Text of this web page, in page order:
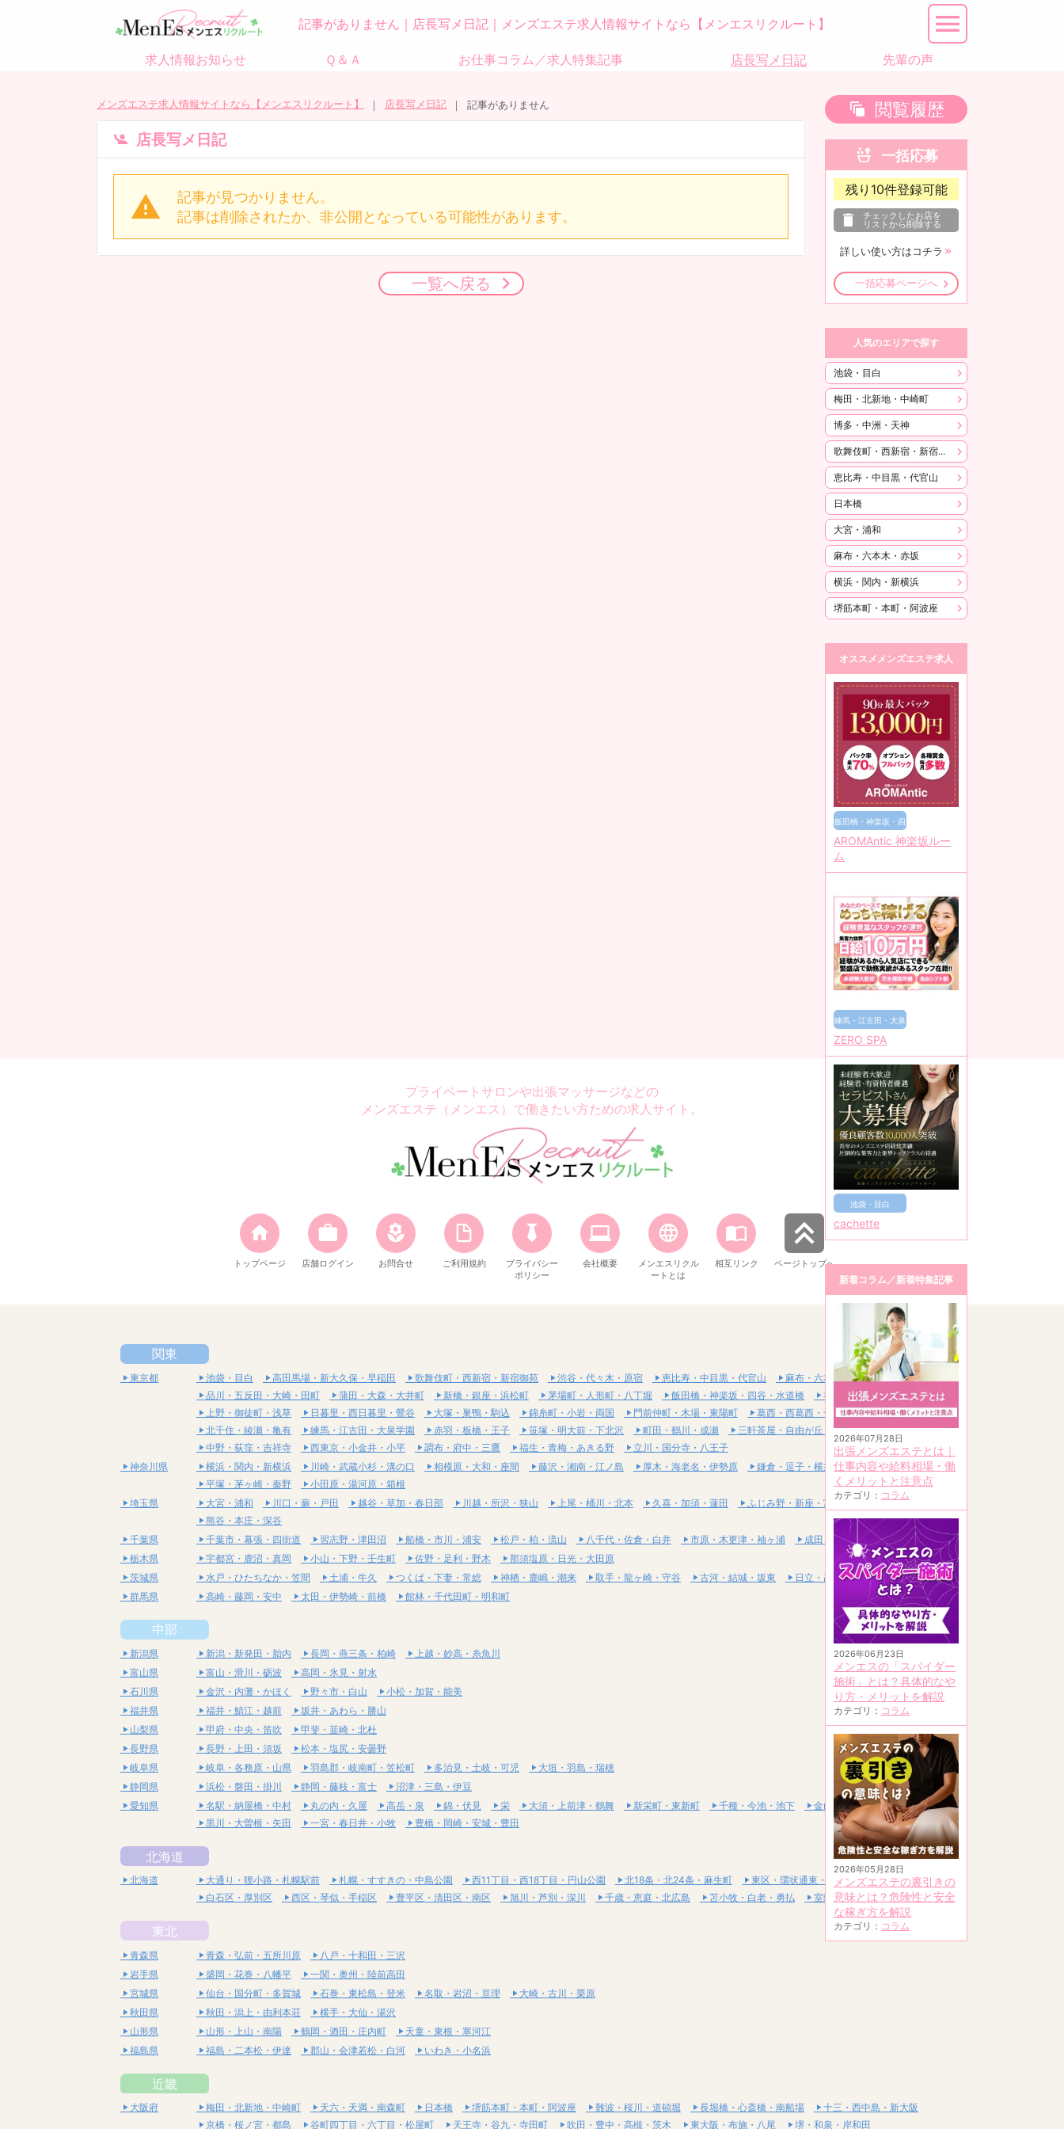
記事がありません｜店長写メ日記｜メンズエステ求人情報サイトなら【メンエスリクルート】
求人情報お知らせ Ｑ＆Ａ お仕事コラム／求人特集記事 店長写メ日記 先輩の声
メンズエステ求人情報サイトなら【メンエスリクルート】 店長写メ日記 記事がありません
店長写メ日記
記事が見つかりません。
記事は削除されたか、非公開となっている可能性があります。
一覧へ戻る
閲覧履歴
一括応募
残り 10件登録可能
チェックしたお店を
リストから削除する
詳しい使い方はコチラ
一括応募ページへ
人気のエリアで探す
池袋・目白
梅田・北新地・中崎町
博多・中洲・天神
歌舞伎町・西新宿・新宿御苑
恵比寿・中目黒・代官山
日本橋
大宮・浦和
麻布・六本木・赤坂
横浜・関内・新横浜
堺筋本町・本町・阿波座
オススメメンズエステ求人
飯田橋・神楽坂・四
谷・水道橋
AROMAntic 神楽坂ルー
ム
練馬・江古田・大泉
学園
ZERO SPA
池袋・目白
cachette
新着コラム／新着特集記事
2026年07月28日
出張メンズエステとは｜
仕事内容や給料相場・働
くメリットと注意点
カテゴリ： コラム
2026年06月23日
メンエスの「スパイダー
施術」とは？具体的なや
り方・メリットを解説
カテゴリ： コラム
2026年05月28日
メンズエステの裏引きの
意味とは？危険性と安全
な稼ぎ方を解説
カテゴリ： コラム
プライベートサロンや出張マッサージなどの
メンズエステ（メンエス）で働きたい方ための求人サイト。
トップページ 店舗ログイン お問合せ ご利用規約
プライバシー
ポリシー
会社概要
メンエスリクル
ートとは
相互リンク ページトップへ
関東
東京都 池袋・目白 高田馬場・新大久保・早稲田 歌舞伎町・西新宿・新宿御苑 渋谷・代々木・原宿 恵比寿・中目黒・代官山
麻布・六本木・赤坂
品川・五反田・大崎・田町
蒲田・大森・大井町 新橋・銀座・浜松町 茅場町・人形町・八丁堀 飯田橋・神楽坂・四谷・水道橋
神田・秋葉原・浅草橋
上野・御徒町・浅草
日暮里・西日暮里・鶯谷 大塚・巣鴨・駒込 錦糸町・小岩・両国 門前仲町・木場・東陽町
葛西・西葛西・一之江
北千住・綾瀬・亀有
練馬・江古田・大泉学園 赤羽・板橋・王子 笹塚・明大前・下北沢 町田・鶴川・成瀬
三軒茶屋・自由が丘・二子玉川
中野・荻窪・吉祥寺
西東京・小金井・小平 調布・府中・三鷹 福生・青梅・あきる野
立川・国分寺・八王子
神奈川県
横浜・関内・新横浜 川崎・武蔵小杉・溝の口 相模原・大和・座間 藤沢・湘南・江ノ島 厚木・海老名・伊勢原
鎌倉・逗子・横須賀
平塚・茅ヶ崎・秦野
小田原・湯河原・箱根
埼玉県
大宮・浦和 川口・蕨・戸田 越谷・草加・春日部 川越・所沢・狭山 上尾・桶川・北本 久喜・加須・蓮田
ふじみ野・新座・富士見
熊谷・本庄・深谷
千葉県
千葉市・幕張・四街道 習志野・津田沼 船橋・市川・浦安 松戸・柏・流山 八千代・佐倉・白井 市原・木更津・袖ヶ浦
成田・富里・印西
栃木県
宇都宮・鹿沼・真岡 小山・下野・壬生町 佐野・足利・野木
那須塩原・日光・大田原
茨城県
水戸・ひたちなか・笠間 土浦・牛久 つくば・下妻・常総 神栖・鹿嶋・潮来 取手・龍ヶ崎・守谷 古河・結城・坂東
日立・高萩・常陸太田
群馬県
高崎・藤岡・安中 太田・伊勢崎・前橋 館林・千代田町・明和町
中部
新潟県 新潟・新発田・胎内 長岡・燕三条・柏崎
上越・妙高・糸魚川
富山県
富山・滑川・砺波
高岡・氷見・射水
石川県
金沢・内灘・かほく 野々市・白山
小松・加賀・能美
福井県
福井・鯖江・越前
坂井・あわら・勝山
山梨県
甲府・中央・笛吹
甲斐・韮崎・北杜
長野県
長野・上田・須坂
松本・塩尻・安曇野
岐阜県
岐阜・各務原・山県 羽島郡・岐南町・笠松町 多治見・土岐・可児
大垣・羽島・瑞穂
静岡県
浜松・磐田・掛川 静岡・藤枝・富士
沼津・三島・伊豆
愛知県
名駅・納屋橋・中村 丸の内・久屋 高岳・泉 錦・伏見 栄 大須・上前津・鶴舞 新栄町・東新町 千種・今池・池下
金山・熱田
黒川・大曽根・矢田
一宮・春日井・小牧 豊橋・岡崎・安城・豊田
北海道
北海道 大通り・狸小路・札幌駅前 札幌・すすきの・中島公園 西11丁目・西18丁目・円山公園 北18条・北24条・麻生町
東区・環状通東・新道東
白石区・厚別区
西区・琴似・手稲区 豊平区・清田区・南区 旭川・芦別・深川 千歳・恵庭・北広島 苫小牧・白老・勇払 室蘭・登別・伊達
東北
青森県 青森・弘前・五所川原
八戸・十和田・三沢
岩手県
盛岡・花巻・八幡平
一関・奥州・陸前高田
宮城県
仙台・国分町・多賀城 石巻・東松島・登米 名取・岩沼・亘理
大崎・古川・栗原
秋田県
秋田・潟上・由利本荘
横手・大仙・湯沢
山形県
山形・上山・南陽 鶴岡・酒田・庄内町
天童・東根・寒河江
福島県
福島・二本松・伊達 郡山・会津若松・白河 いわき・小名浜
近畿
大阪府 梅田・北新地・中崎町 天六・天満・南森町 日本橋 堺筋本町・本町・阿波座 難波・桜川・道頓堀 長堀橋・心斎橋・南船場
十三・西中島・新大阪
京橋・桜ノ宮・都島
谷町四丁目・六丁目・松屋町 天王寺・谷九・寺田町 吹田・豊中・高槻・茨木 東大阪・布施・八尾 堺・和泉・岸和田